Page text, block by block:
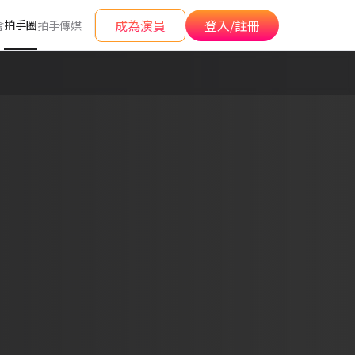
拍手圈拍手傳媒 成為演員 登入/註冊